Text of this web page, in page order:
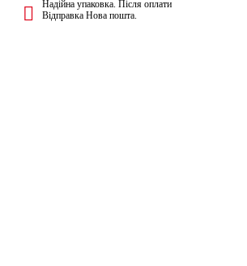
Надійна упаковка. Після оплати
Відправка Нова пошта.